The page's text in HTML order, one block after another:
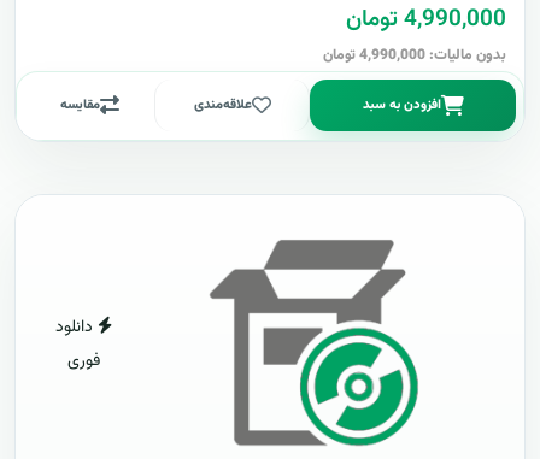
4,990,000 تومان
بدون مالیات: 4,990,000 تومان
افزودن به سبد علاقه‌مندی مقایسه
دانلود
فوری